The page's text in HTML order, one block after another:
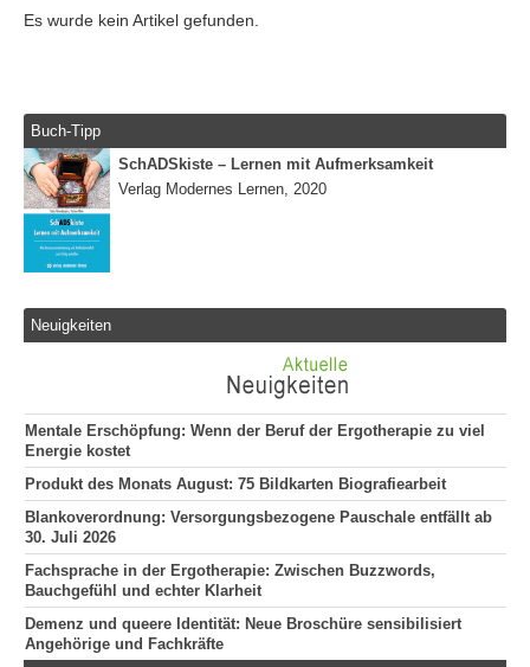
Es wurde kein Artikel gefunden.
Buch-Tipp
SchADSkiste – Lernen mit Aufmerksamkeit
Verlag Modernes Lernen, 2020
Neuigkeiten
Mentale Erschöpfung: Wenn der Beruf der Ergotherapie zu viel
Energie kostet
Produkt des Monats August: 75 Bildkarten Biografiearbeit
Blankoverordnung: Versorgungsbezogene Pauschale entfällt ab
30. Juli 2026
Fachsprache in der Ergotherapie: Zwischen Buzzwords,
Bauchgefühl und echter Klarheit
Demenz und queere Identität: Neue Broschüre sensibilisiert
Angehörige und Fachkräfte